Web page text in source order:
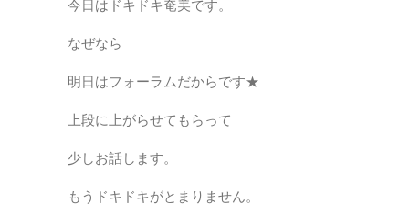
今日はドキドキ奄美です。
なぜなら
明日はフォーラムだからです★
上段に上がらせてもらって
少しお話します。
もうドキドキがとまりません。